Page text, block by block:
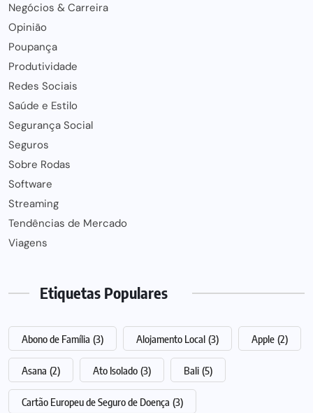
Negócios & Carreira
Opinião
Poupança
Produtividade
Redes Sociais
Saúde e Estilo
Segurança Social
Seguros
Sobre Rodas
Software
Streaming
Tendências de Mercado
Viagens
Etiquetas Populares
Abono de Família (3) Alojamento Local (3) Apple (2)
Asana (2) Ato Isolado (3) Bali (5)
Cartão Europeu de Seguro de Doença (3)